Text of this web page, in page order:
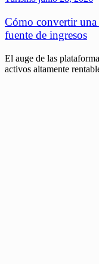
Cómo convertir una
fuente de ingresos
El auge de las
activos altamente